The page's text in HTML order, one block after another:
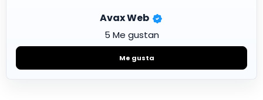
Avax Web
5 Me gustan
Me gusta